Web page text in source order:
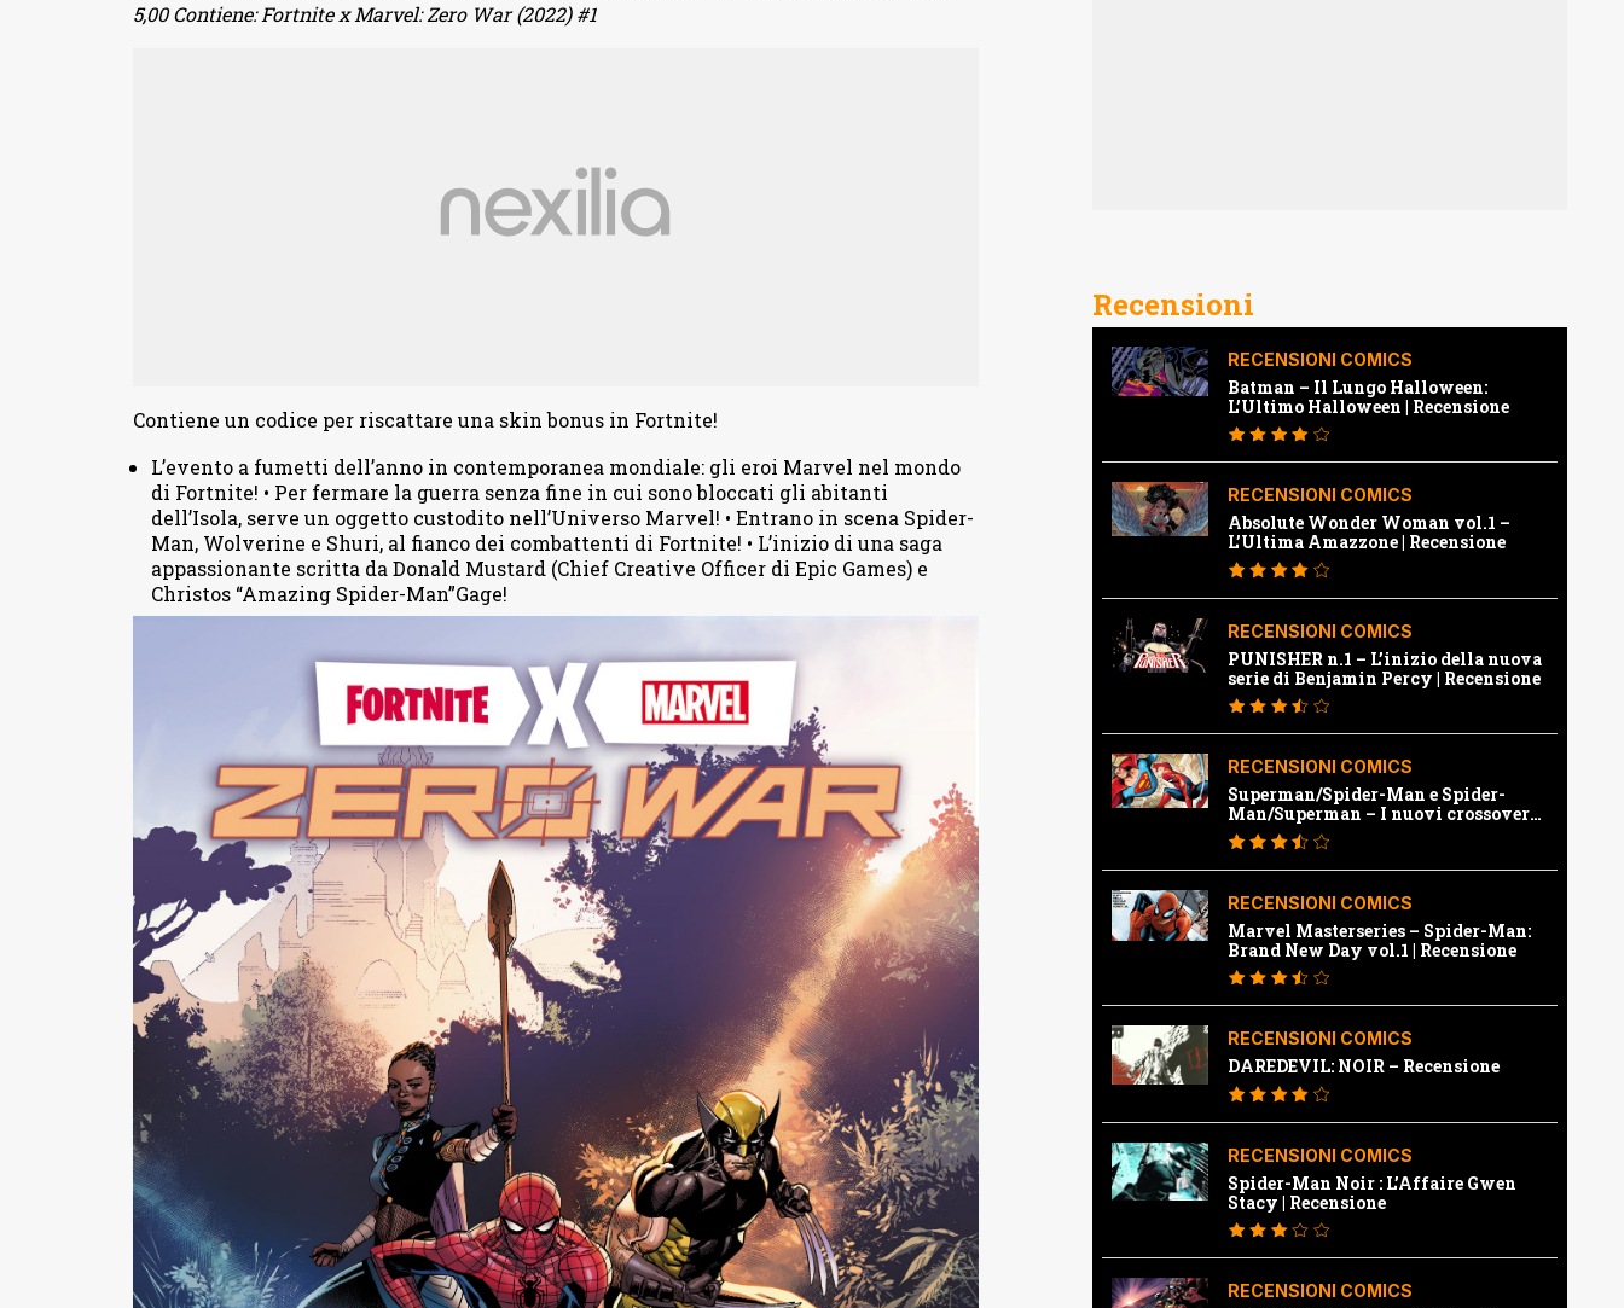
5,00 Contiene: Fortnite x Marvel: Zero War (2022) #1
Contiene un codice per riscattare una skin bonus in Fortnite!
L’evento a fumetti dell’anno in contemporanea mondiale: gli eroi Marvel nel mondo
di Fortnite! • Per fermare la guerra senza fine in cui sono bloccati gli abitanti
dell’Isola, serve un oggetto custodito nell’Universo Marvel! • Entrano in scena Spider-
Man, Wolverine e Shuri, al fianco dei combattenti di Fortnite! • L’inizio di una saga
appassionante scritta da Donald Mustard (Chief Creative Officer di Epic Games) e
Christos “Amazing Spider-Man”Gage!
Recensioni
RECENSIONI COMICS
Batman – Il Lungo Halloween:
L’Ultimo Halloween | Recensione
RECENSIONI COMICS
Absolute Wonder Woman vol.1 –
L’Ultima Amazzone | Recensione
RECENSIONI COMICS
PUNISHER n.1 – L’inizio della nuova
serie di Benjamin Percy | Recensione
RECENSIONI COMICS
Superman/Spider-Man e Spider-
Man/Superman – I nuovi crossover
Marvel e Dc | Recensione
RECENSIONI COMICS
Marvel Masterseries – Spider-Man:
Brand New Day vol.1 | Recensione
RECENSIONI COMICS
DAREDEVIL: NOIR – Recensione
RECENSIONI COMICS
Spider-Man Noir : L’Affaire Gwen
Stacy | Recensione
RECENSIONI COMICS